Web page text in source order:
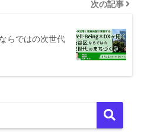
次の記事
らではの次世代